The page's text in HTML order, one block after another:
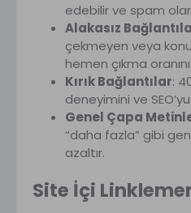
edebilir ve spam
Alakasız
çekmeyen veya
hemen çıkma oranını
Kırık Bağlantılar:
deneyimini ve
Genel Çapa
“daha fazla” gibi
azaltır.
Site İçi